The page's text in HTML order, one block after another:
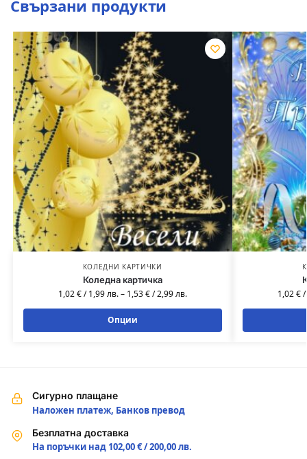
Свързани продукти
КОЛЕДНИ КАРТИЧКИ
Коледна картичка
1,02€/1,99лв.– 1,53€/2,99лв.
Опции
1,02€/
Сигурно плащане
Наложен платеж, Банков превод
Безплатна доставка
На поръчки над 102,00 € / 200,00 лв.